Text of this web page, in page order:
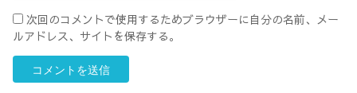
次回のコメントで使用するためブラウザーに自分の名前、メー
ルアドレス、サイトを保存する。